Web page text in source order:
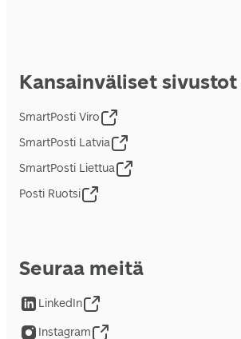
Kansainväliset sivustot
SmartPosti Viro
SmartPosti Latvia
SmartPosti Liettua
Posti Ruotsi
Seuraa meitä
LinkedIn
Instagram